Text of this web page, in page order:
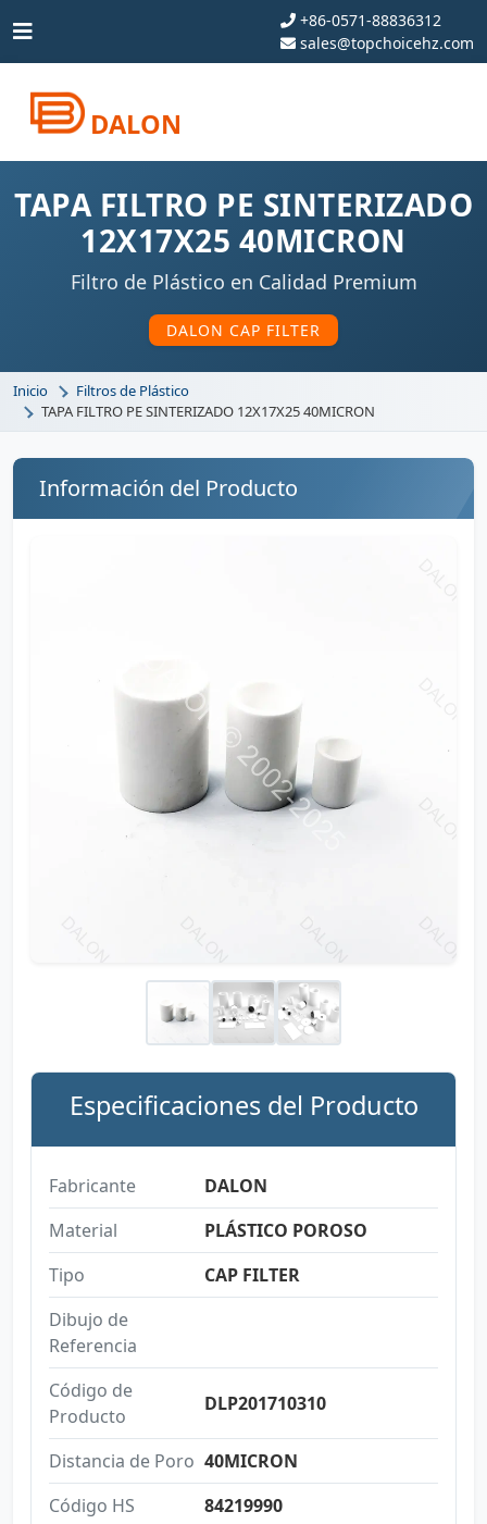
+86-0571-88836312
sales@topchoicehz.com
DALON
TAPA FILTRO PE SINTERIZADO
12X17X25 40MICRON
Filtro de Plástico en Calidad Premium
DALON CAP FILTER
Inicio
Filtros de Plástico
TAPA FILTRO PE SINTERIZADO 12X17X25 40MICRON
Información del Producto
Especificaciones del Producto
Fabricante
DALON
Material
PLÁSTICO POROSO
Tipo
CAP FILTER
Dibujo de
Referencia
Código de
Producto
DLP201710310
Distancia de Poro 40MICRON
Código HS
84219990